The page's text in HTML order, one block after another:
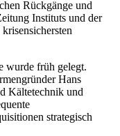
Rückgänge und
Instituts und der
wurde früh gelegt.
Hans
Kältetechnik und
strategisch